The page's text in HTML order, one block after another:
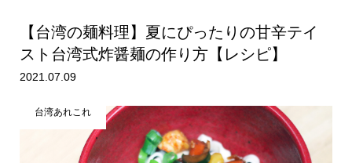
【台湾の麺料理】夏にぴったりの甘辛テイ
スト 台湾式炸醤麺の作り方【レシピ】
2021.07.09
台湾あれこれ